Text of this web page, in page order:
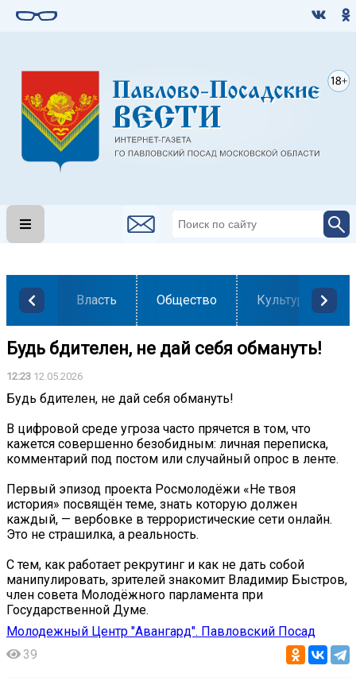
Власть Общество Культура
Будь бдителен, не дай себя обмануть!
12:23 12.05.2026
Будь бдителен, не дай себя обмануть!
В цифровой среде угроза часто прячется в том, что
кажется совершенно безобидным: личная переписка,
комментарий под постом или случайный опрос в ленте.
Первый эпизод проекта Росмолодёжи «Не твоя
история» посвящён теме, знать которую должен
каждый, — вербовке в террористические сети онлайн.
Это не страшилка, а реальность.
С тем, как работает рекрутинг и как не дать собой
манипулировать, зрителей знакомит Владимир Быстров,
член совета Молодёжного парламента при
Государственной Думе.
Молодежный Центр "Авангард". Павловский Посад
39